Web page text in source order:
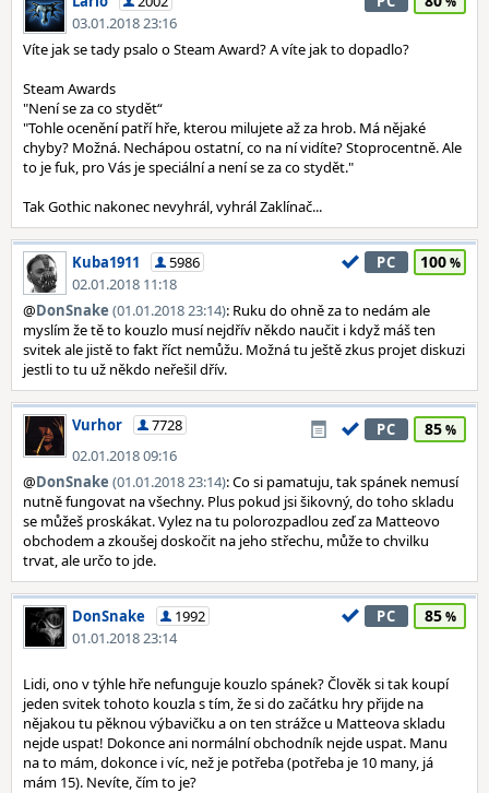
03.01.2018 23:16
Víte jak se tady psalo o Steam Award? A víte jak to dopadlo?
Steam Awards
"Není se za co stydět“
"Tohle ocenění patří hře, kterou milujete až za hrob. Má nějaké
chyby? Možná. Nechápou ostatní, co na ní vidíte? Stoprocentně. Ale
to je fuk, pro Vás je speciální a není se za co stydět."
Tak Gothic nakonec nevyhrál, vyhrál Zaklínač...
Kuba1911
5986
02.01.2018 11:18
PC 100
@DonSnake (01.01.2018 23:14): Ruku do ohně za to nedám ale
myslím že tě to kouzlo musí nejdřív někdo naučit i když máš ten
svitek ale jistě to fakt říct nemůžu. Možná tu ještě zkus projet diskuzi
jestli to tu už někdo neřešil dřív.
Vurhor
7728
02.01.2018 09:16
PC 85
@DonSnake (01.01.2018 23:14): Co si pamatuju, tak spánek nemusí
nutně fungovat na všechny. Plus pokud jsi šikovný, do toho skladu
se můžeš proskákat. Vylez na tu polorozpadlou zeď za Matteovo
obchodem a zkoušej doskočit na jeho střechu, může to chvilku
trvat, ale určo to jde.
DonSnake
1992
01.01.2018 23:14
PC 85
Lidi, ono v týhle hře nefunguje kouzlo spánek? Člověk si tak koupí
jeden svitek tohoto kouzla s tím, že si do začátku hry přijde na
nějakou tu pěknou výbavičku a on ten strážce u Matteova skladu
nejde uspat! Dokonce ani normální obchodník nejde uspat. Manu
na to mám, dokonce i víc, než je potřeba (potřeba je 10 many, já
mám 15). Nevíte, čím to je?